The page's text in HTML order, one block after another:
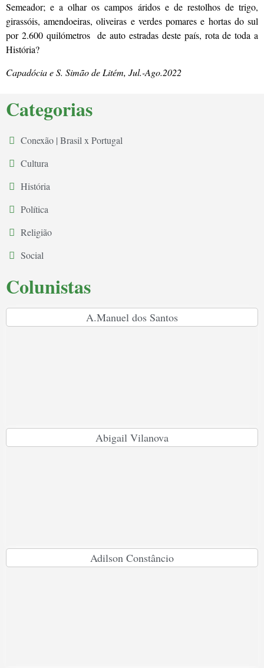
Semeador; e a olhar os campos áridos e de restolhos de trigo,
girassóis, amendoeiras, oliveiras e verdes pomares e hortas do sul
por 2.600 quilómetros de auto estradas deste país, rota de toda a
História?
Capadócia e S. Simão de Litém, Jul.-Ago.2022
Categorias
Conexão | Brasil x Portugal
Cultura
História
Política
Religião
Social
Colunistas
A.Manuel dos Santos
Abigail Vilanova
Adilson Constâncio